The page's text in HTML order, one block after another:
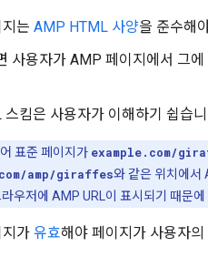
지는 AMP HTML 사양을 준수해
사용자가 AMP 페이지에서 그
스킴은 사용자가 이해하기 쉽습
표준 페이지가 example.com/
amp/giraffes와 같은 위치에서
라우저에 AMP URL이 표시되기 때문
지가 유효해야 페이지가 사용자